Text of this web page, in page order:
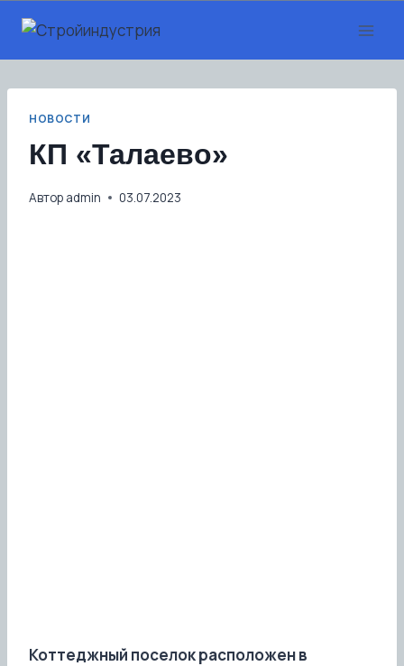
содержанию
НОВОСТИ
КП «Талаево»
Автор admin 03.07.2023
Коттеджный поселок расположен в